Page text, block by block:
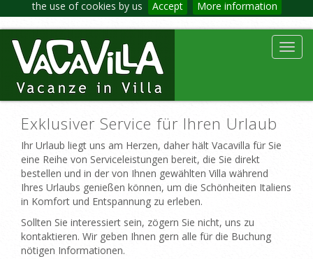
the use of cookies by us Accept More information
Exklusiver Service für Ihren Urlaub
Ihr Urlaub liegt uns am Herzen, daher hält Vacavilla für Sie
eine Reihe von Serviceleistungen bereit, die Sie direkt
bestellen und in der von Ihnen gewählten Villa während
Ihres Urlaubs genießen können, um die Schönheiten Italiens
in Komfort und Entspannung zu erleben.
Sollten Sie interessiert sein, zögern Sie nicht, uns zu
kontaktieren. Wir geben Ihnen gern alle für die Buchung
nötigen Informationen.